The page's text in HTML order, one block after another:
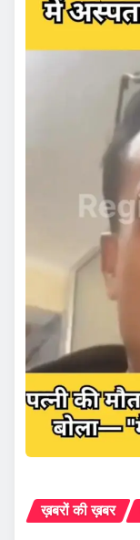
ख़बरों की ख़बर